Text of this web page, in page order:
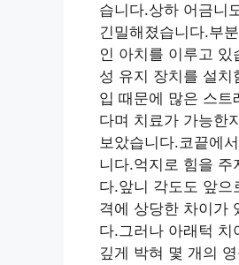
습니다.상하 어금니
긴밀해졌습니다.부
인 아치를 이루고
성 유지 장치를 설치
입 때문에 많은 스트
다며 치료가 가능한
보았습니다.코끝에
니다.억지로 힘을 주
다.앞니 각도도 앞
격에 상당한 차이가
다.그러나 아래턱
깊게 박혀 몇 개의